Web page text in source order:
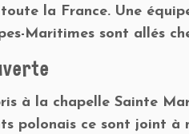
la France. Une
Maritimes sont allés
à la chapelle Sainte
polonais ce sont joint